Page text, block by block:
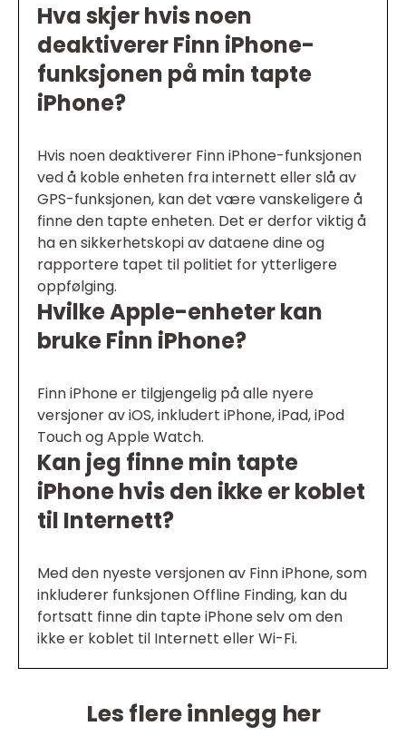
Hva skjer hvis noen
deaktiverer Finn iPhone-
funksjonen på min tapte
iPhone?
Hvis noen deaktiverer Finn iPhone-funksjonen
ved å koble enheten fra internett eller slå av
GPS-funksjonen, kan det være vanskeligere å
finne den tapte enheten. Det er derfor viktig å
ha en sikkerhetskopi av dataene dine og
rapportere tapet til politiet for ytterligere
oppfølging.
Hvilke Apple-enheter kan
bruke Finn iPhone?
Finn iPhone er tilgjengelig på alle nyere
versjoner av iOS, inkludert iPhone, iPad, iPod
Touch og Apple Watch.
Kan jeg finne min tapte
iPhone hvis den ikke er koblet
til Internett?
Med den nyeste versjonen av Finn iPhone, som
inkluderer funksjonen Offline Finding, kan du
fortsatt finne din tapte iPhone selv om den
ikke er koblet til Internett eller Wi-Fi.
Les flere innlegg her